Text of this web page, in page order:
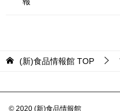
(新)食品情報館 TOP
© 2020 (新)食品情報館